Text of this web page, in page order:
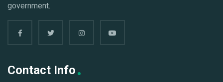
government.
Contact Info